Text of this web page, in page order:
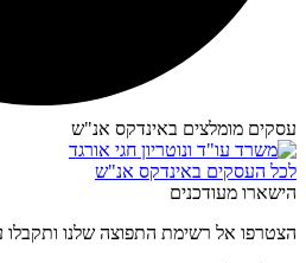
עסקים מומלצים באינדקס אנ"ש​
לכל העסקים באינדקס אנ"ש
הישארו מעודכנים
הצטרפו אל רשימת התפוצה שלנו